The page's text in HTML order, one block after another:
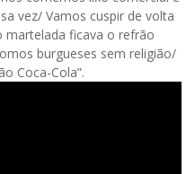
vez/ Vamos cuspir de volta
martelada ficava o refrão
burgueses sem religião/
Coca-Cola”.